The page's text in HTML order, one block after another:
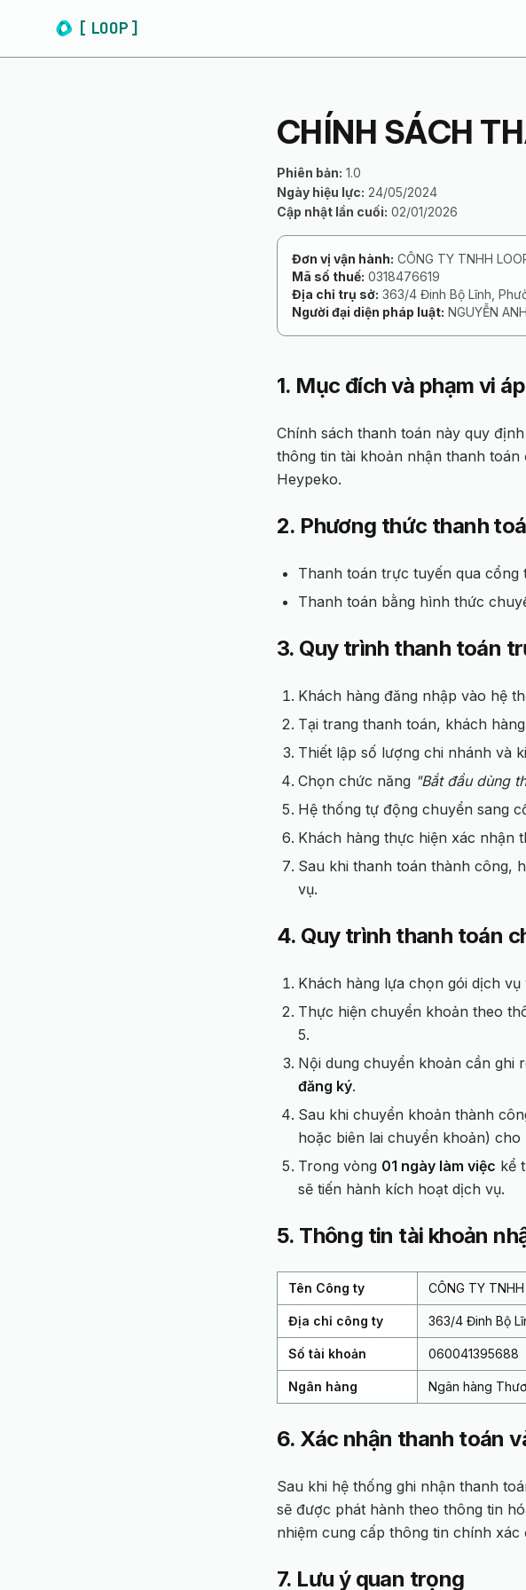
[ LOOP ]
CHÍNH SÁCH
Phiên bản: 1.0
Ngày hiệu lực: 24/05/2024
Cập nhật lần cuối: 02/01/2026
Đơn vị vận hành: CÔNG TY TNHH
Mã số thuế: 0318476619
Địa chỉ trụ sở: 363/4 Đinh Bộ Lĩnh,
Người đại diện pháp luật: NGUYỄN
1. Mục đích và phạm vi
Chính sách thanh toán này quy
thông tin tài khoản nhận thanh
Heypeko.
2. Phương thức thanh
Thanh toán trực tuyến qua cổng
Thanh toán bằng hình thức
3. Quy trình thanh toán
Khách hàng đăng nhập vào hệ
Tại trang thanh toán, khách
Thiết lập số lượng chi nhánh và
Chọn chức năng "Bắt đầu dùng
Hệ thống tự động chuyển sang
Khách hàng thực hiện xác nhận
Sau khi thanh toán thành công,
vụ.
4. Quy trình thanh toán
Khách hàng lựa chọn gói dịch
Thực hiện chuyển khoản theo
5.
Nội dung chuyển khoản cần ghi
đăng ký.
Sau khi chuyển khoản thành
hoặc biên lai chuyển khoản)
Trong vòng 01 ngày làm việc kể
sẽ tiến hành kích hoạt dịch vụ.
5. Thông tin tài khoản
Tên Công ty CÔNG TY TNHH
Địa chỉ công ty 363/4 Đinh Bộ
Số tài khoản 060041395688
Ngân hàng Ngân hàng
6. Xác nhận thanh toán
Sau khi hệ thống ghi nhận thanh
sẽ được phát hành theo thông tin
nhiệm cung cấp thông tin chính
7. Lưu ý quan trọng